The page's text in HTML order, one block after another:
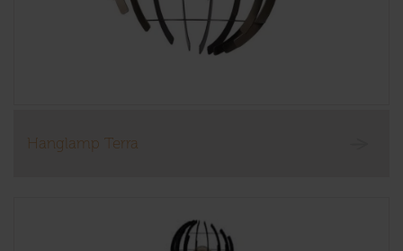
Hanglamp Terra